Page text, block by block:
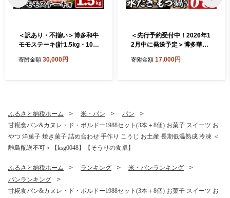
＜訳あり・不揃い＞博多和牛
モモステーキ(計1.5kg・100
モモ肉 ステーキ BBQ 小分け
寄附金額 30,000円
＜先行予約受付中！2026年1
2月中に発送予定＞博多華味
～8人前)モツ鍋 水炊き 鶏肉
4-12】【水たき料亭 博多華
味鳥】
寄附金額 17,000円
ふるさと納税ホーム 米・パン
パン
甘糀食パン&カヌレ・ド・ボルドー1988セット(3本＋8個) お菓子 スイーツ お
やつ 洋菓子 焼き菓子 詰め合わせ 手作り こうじ お土産 長期低温熟成 冷凍 ＜
離島配送不可＞【ksg0048】【そうりの食卓】
ふるさと納税ホーム ランキング
米・パンランキング
パンランキング
甘糀食パン&カヌレ・ド・ボルドー1988セット(3本＋8個) お菓子 スイーツ お